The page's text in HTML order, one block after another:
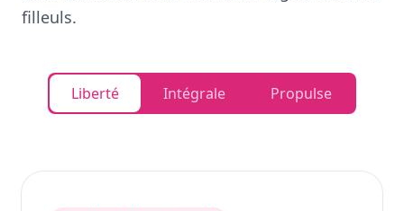
filleuls.
Liberté Intégrale Propulse